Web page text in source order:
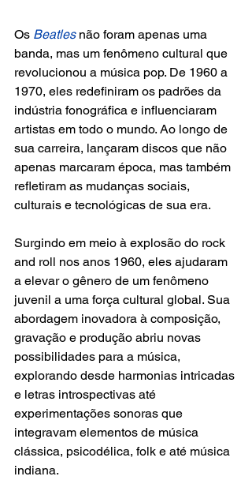
Os Beatles não foram apenas uma
banda, mas um fenômeno cultural que
revolucionou a música pop. De 1960 a
1970, eles redefiniram os padrões da
indústria fonográfica e influenciaram
artistas em todo o mundo. Ao longo de
sua carreira, lançaram discos que não
apenas marcaram época, mas também
refletiram as mudanças sociais,
culturais e tecnológicas de sua era.
Surgindo em meio à explosão do rock
and roll nos anos 1960, eles ajudaram
a elevar o gênero de um fenômeno
juvenil a uma força cultural global. Sua
abordagem inovadora à composição,
gravação e produção abriu novas
possibilidades para a música,
explorando desde harmonias intricadas
e letras introspectivas até
experimentações sonoras que
integravam elementos de música
clássica, psicodélica, folk e até música
indiana.